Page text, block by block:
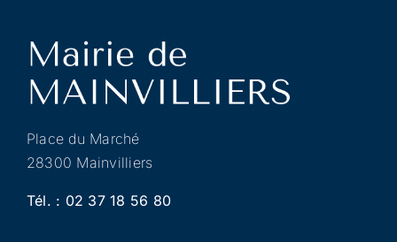
Place du Marché
28300 Mainvilliers
Tél. : 02 37 18 56 80